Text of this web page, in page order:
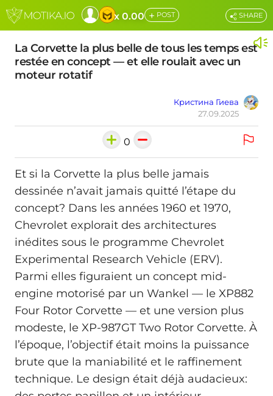
x 0.00 + POST
La Corvette la plus belle de tous les temps est
restée en concept — et elle roulait avec un
moteur rotatif
Кристина Гиева
27.09.2025
SHARE
0
Et si la Corvette la plus belle jamais
dessinée n’avait jamais quitté l’étape du
concept? Dans les années 1960 et 1970,
Chevrolet explorait des architectures
inédites sous le programme Chevrolet
Experimental Research Vehicle (ERV).
Parmi elles figuraient un concept mid-
engine motorisé par un Wankel — le XP882
Four Rotor Corvette — et une version plus
modeste, le XP-987GT Two Rotor Corvette. À
l’époque, l’objectif était moins la puissance
brute que la maniabilité et le raffinement
technique. Le design était déjà audacieux: